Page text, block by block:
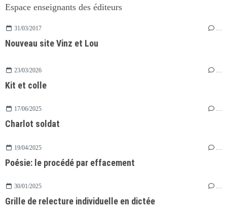
31/03/2017 …
Nouveau site Vinz et Lou
23/03/2026
Kit et colle
17/06/2025 …
Charlot soldat
19/04/2025
Poésie: le procédé par effacement
30/01/2025 …
Grille de relecture individuelle en dictée
Espace enseignants des éditeurs